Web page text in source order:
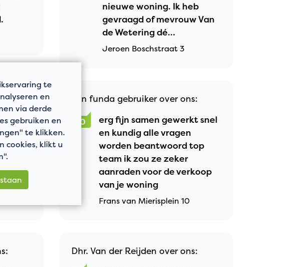
nieuwe woning. Ik heb
gevraagd of mevrouw Van
de Wetering dé
aangewezen makelaar kon
die alle ins & outs wist van
vervolgens weer door kon
geven aan
geïnteresseerden.
Daarnaast was het fijn dat
ze wist wie de woning had
bezichtigd en van iedereen
een beeld had, zonder
kon dat en dat is zeer goed
Jeroen Boschstraat 3
Een funda gebruiker over ons:
10
erg fijn samen gewerkt snel
en kundig alle vragen
worden beantwoord top
team ik zou ze zeker
aanraden voor de verkoop
van je woning
Frans van Mierisplein 10
Dhr. Van der Reijden over ons:
te
en
via derde
gebruiken en
te klikken.
cookies, klikt u